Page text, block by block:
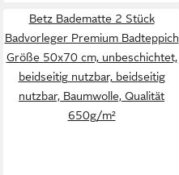
Betz Badematte 2 Stück
Badvorleger Premium Badteppich
Größe 50x70 cm, unbeschichtet,
beidseitig nutzbar, beidseitig
nutzbar, Baumwolle, Qualität
650g/m²